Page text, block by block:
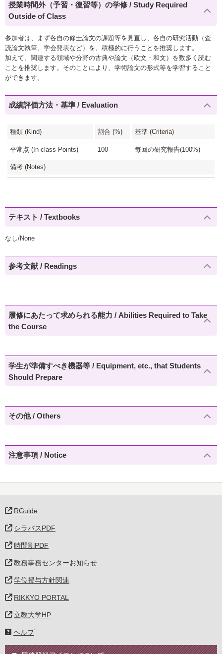
授業時間外（予習・復習等）の学修 / Study Required
Outside of Class
参加者は、まず各自の修士論文の課題等を見直し、各自の研究活動（査
読論文執筆、学会発表など）を、積極的に行うことを推奨します。
加えて、関連する領域や分野の古典や論文（欧文・和文）を数多く読む
ことを推奨します。そのことにより、学術論文の形式等を学習すること
ができます。
成績評価方法・基準 / Evaluation
種類 (Kind) 割合 (%) 基準 (Criteria)
平常点 (In-class Points) 100 毎回の研究報告(100%)
備考 (Notes)
テキスト / Textbooks
なし/None
参考文献 / Readings
履修にあたって求められる能力 / Abilities Required to Take
the Course
学生が準備すべき機器等 / Equipment, etc., that Students
Should Prepare
その他 / Others
注意事項 / Notice
RGuide
シラバスPDF
時間割PDF
教務事務センターお知らせ
学位授与方針関連
RIKKYO PORTAL
立教大学HP
ヘルプ